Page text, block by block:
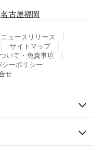
名古屋福岡
ニュースリリース
サイトマップ
いて・免責事項
ーポリシー
せ